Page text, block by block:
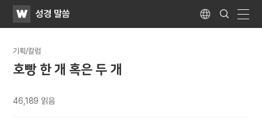
WATV성경 말씀 Language
Search
Submit
기획/칼럼
호빵 한 개 혹은 두 개
46,189 읽음